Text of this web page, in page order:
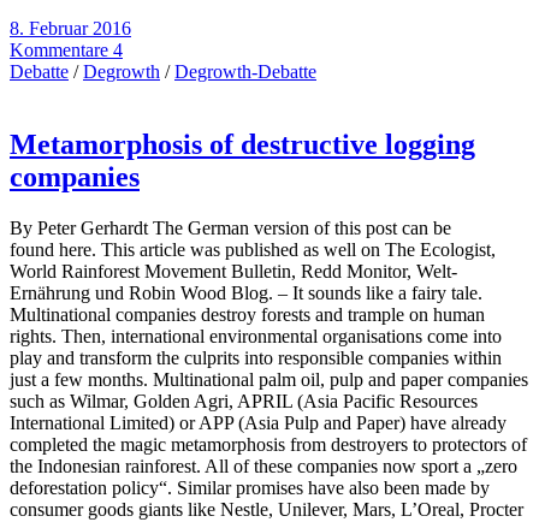
8. Februar 2016
Kommentare 4
Debatte /Degrowth /Degrowth-Debatte
Metamorphosis of destructive logging
companies
By Peter Gerhardt The German version of this post can be
found here. This article was published as well on The Ecologist,
World Rainforest Movement Bulletin, Redd Monitor, Welt-
Ernährung und Robin Wood Blog. – It sounds like a fairy tale.
Multinational companies destroy forests and trample on human
rights. Then, international environmental organisations come into
play and transform the culprits into responsible companies within
just a few months. Multinational palm oil, pulp and paper companies
such as Wilmar, Golden Agri, APRIL (Asia Pacific Resources
International Limited) or APP (Asia Pulp and Paper) have already
completed the magic metamorphosis from destroyers to protectors of
the Indonesian rainforest. All of these companies now sport a „zero
deforestation policy“. Similar promises have also been made by
consumer goods giants like Nestle, Unilever, Mars, L’Oreal, Procter